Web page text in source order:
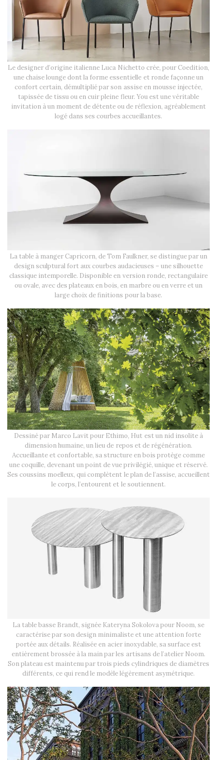
Le designer d’origine italienne Luca Nichetto crée, pour Coedition,
une chaise lounge dont la forme essentielle et ronde façonne un
confort certain, démultiplié par son assise en mousse injectée,
tapissée de tissu ou en cuir pleine fleur. You est une véritable
invitation à un moment de détente ou de réflexion, agréablement
logé dans ses courbes accueillantes.
La table à manger Capricorn, de Tom Faulkner, se distingue par un
design sculptural fort aux courbes audacieuses – une silhouette
classique intemporelle. Disponible en version ronde, rectangulaire
ou ovale, avec des plateaux en bois, en marbre ou en verre et un
large choix de finitions pour la base.
Dessiné par Marco Lavit pour Ethimo, Hut est un nid insolite à
dimension humaine, un lieu de repos et de régénération.
Accueillante et confortable, sa structure en bois protège comme
une coquille, devenant un point de vue privilégié, unique et réservé.
Ses coussins moelleux, qui complètent le plan de l’assise, accueillent
le corps, l’entourent et le soutiennent.
La table basse Brandt, signée Kateryna Sokolova pour Noom, se
caractérise par son design minimaliste et une attention forte
portée aux détails. Réalisée en acier inoxydable, sa surface est
entièrement brossée à la main par les artisans de l’atelier Noom.
Son plateau est maintenu par trois pieds cylindriques de diamètres
différents, ce qui rend le modèle légèrement asymétrique.